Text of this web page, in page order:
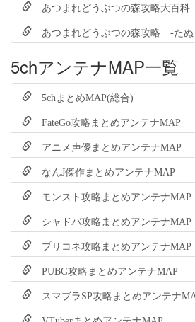
あつまれどうぶつの森攻略大百科
あつまれどうぶつの森攻略 -たぬ
5chアンテナMAP一覧
5chまとめMAP(総合)
FateGo攻略まとめアンテナMAP
アニメ声優まとめアンテナMAP
なんJ傑作まとめアンテナMAP
モンスト攻略まとめアンテナMAP
シャドバ攻略まとめアンテナMAP
プリコネ攻略まとめアンテナMAP
PUBG攻略まとめアンテナMAP
スマブラSP攻略まとめアンテナ
VTuberまとめアンテナMAP